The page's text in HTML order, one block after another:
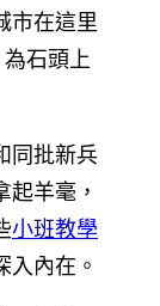
市在這里
石頭上
同批新兵
羊毫，
小班教學
入內在。